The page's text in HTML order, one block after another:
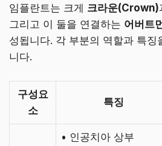
임플란트는 크게 크라운(Crown)
그리고 이 둘을 연결하는 어버트
성됩니다. 각 부분의 역할과 특징
니다.
구성요
소
특징
• 인공치아 상부